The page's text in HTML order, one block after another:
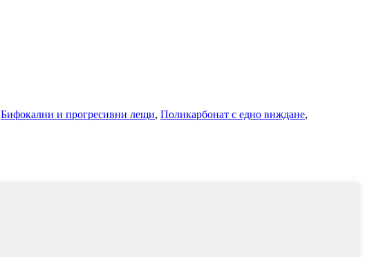
Бифокални и прогресивни лещи, Поликарбонат с едно виждане,